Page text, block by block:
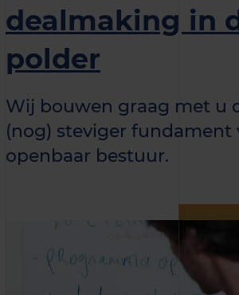
dealmaking in
polder
Wij bouwen graag met u
(nog) steviger fundament
openbaar bestuur.